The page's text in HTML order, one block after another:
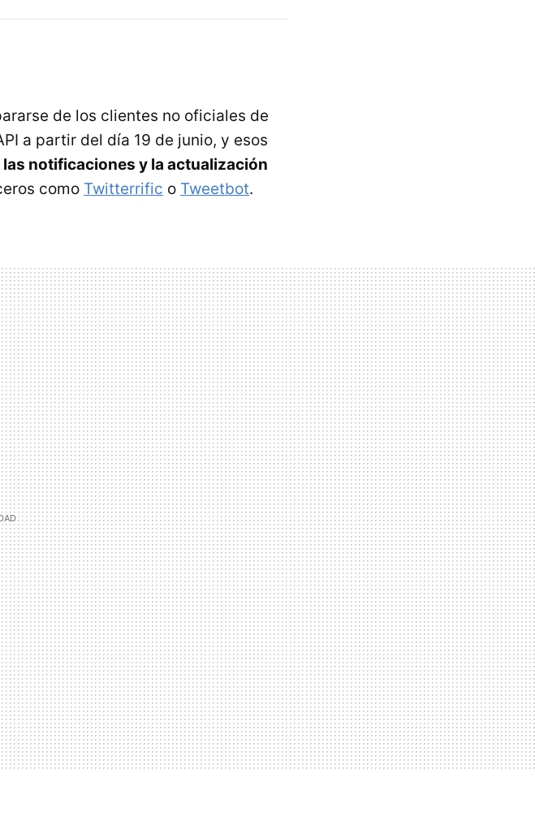
de los clientes no oficiales de
a partir del día 19 de junio, y esos
notificaciones y la actualización
como Twitterrific o Tweetbot.